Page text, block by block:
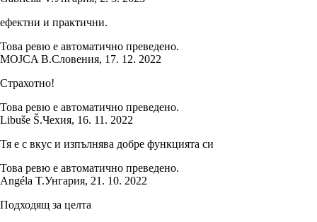
ефектни и практични.
Това ревю е автоматично преведено.
MOJCA B.Словения, 17. 12. 2022
Страхотно!
Това ревю е автоматично преведено.
Libuše Š.Чехия, 16. 11. 2022
Тя е с вкус и изпълнява добре функцията си
Това ревю е автоматично преведено.
Angéla T.Унгария, 21. 10. 2022
Подходящ за целта